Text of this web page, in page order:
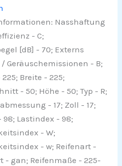
Nasshaftung
- C;
[dB] - 70; Externs
Geräuschemissionen - B;
Breite - 225;
- 50; Höhe - 50; Typ - R;
- 17; Zoll - 17;
Lastindex - 98;
- W;
- w; Reifenart -
- gan; Reifenmaße - 225-